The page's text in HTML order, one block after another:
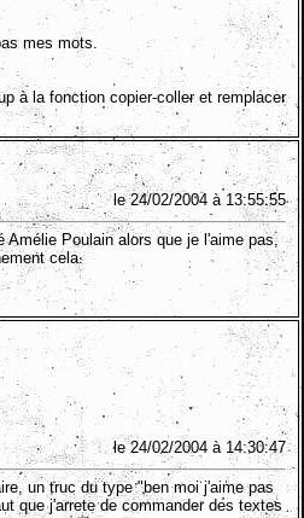
mes mots.
à la fonction copier-coller et remplacer
le 24/02/2004 à 13:55:55
Amélie Poulain alors que je l'aime pas,
cela.
le 24/02/2004 à 14:30:47
un truc du type "ben moi j'aime pas
que j'arrete de commander des textes